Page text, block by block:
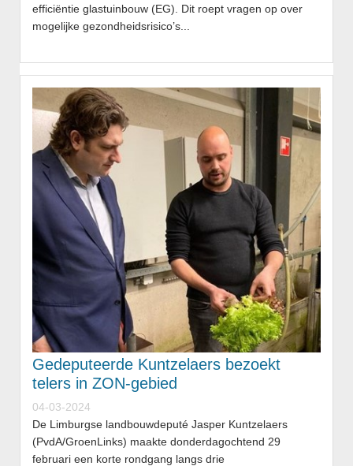
efficiëntie glastuinbouw (EG). Dit roept vragen op over
mogelijke gezondheidsrisico’s...
Gedeputeerde Kuntzelaers bezoekt
telers in ZON-gebied
04-03-2024
De Limburgse landbouwdeputé Jasper Kuntzelaers
(PvdA/GroenLinks) maakte donderdagochtend 29
februari een korte rondgang langs drie